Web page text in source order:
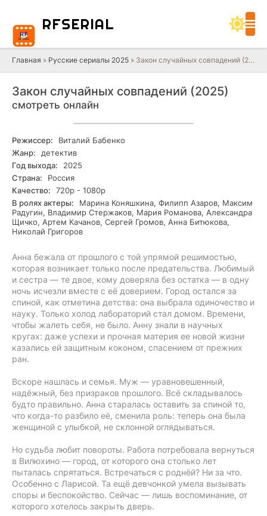
RFSERIAL
Главная » Русские сериалы 2025 » Закон случайных совпадений (2025)
Закон случайных совпадений (2025)
смотреть онлайн
Режиссер:
Виталий Бабенко
Жанр:
детектив
Год выхода:
2025
Страна:
Россия
Качество:
720р - 1080р
В ролях актеры:
Марина Коняшкина, Филипп Азаров, Максим
Радугин, Владимир Стержаков, Мария Романова, Александра
Щичко, Артем Качанов, Сергей Громов, Анна Битюкова,
Николай Григоров
Анна бежала от прошлого с той упрямой решимостью,
которая возникает только после предательства. Любимый
и сестра — те двое, кому доверяла без остатка — в одну
ночь исчезли вместе с её доверием. Город остался за
спиной, как отметина детства: она выбрала одиночество и
науку. Только холод лабораторий стал домом. Времени,
чтобы жалеть себя, не было. Анну знали в научных
кругах: даже успехи и прочная материя ее новой жизни
казались ей защитным коконом, спасением от прежних
ран.
Вскоре нашлась и семья. Муж — уравновешенный,
надёжный, без призраков прошлого. Всё складывалось
будто правильно. Анна старалась оставить за спиной то,
что когда-то разбило её, сменила роль: теперь она была
женщиной с улыбкой, не склонной оглядываться.
Но судьба любит повороты. Работа потребовала вернуться
в Вилюхино — город, от которого она столько лет
пыталась спрятаться. Встречаться с роднёй? Ни за что.
Особенно с Ларисой. Та ещё девчонкой умела вызывать
споры и беспокойство. Сейчас — лишь воспоминание, от
которого хотелось закрыть дверь.